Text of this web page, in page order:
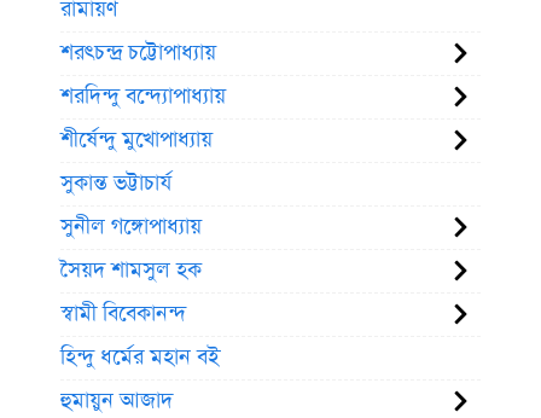
রামায়ণ
শরৎচন্দ্র চট্টোপাধ্যায়
শরদিন্দু বন্দ্যোপাধ্যায়
শীর্ষেন্দু মুখোপাধ্যায়
সুকান্ত ভট্টাচার্য
সুনীল গঙ্গোপাধ্যায়
সৈয়দ শামসুল হক
স্বামী বিবেকানন্দ
হিন্দু ধর্মের মহান বই
হুমায়ুন আজাদ